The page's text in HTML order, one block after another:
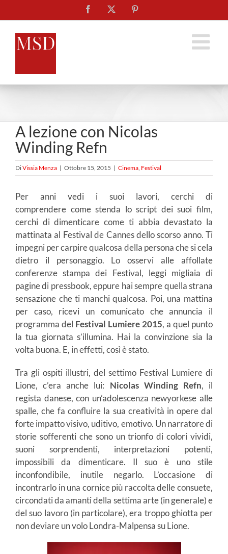
al
contenuto
Facebook
A lezione con Nicolas
Winding Refn
DiVissia Menza | Ottobre 15, 2015 | Cinema, Festival
Per anni vedi i suoi lavori, cerchi di
comprendere come stenda lo script dei suoi film,
cerchi di dimenticare come ti abbia devastato la
mattinata al Festival de Cannes dello scorso anno. Ti
impegni per carpire qualcosa della persona che si cela
dietro il personaggio. Lo osservi alle affollate
conferenze stampa dei Festival, leggi migliaia di
pagine di pressbook, eppure hai sempre quella strana
sensazione che ti manchi qualcosa. Poi, una mattina
per caso, ricevi un comunicato che annuncia il
programma del Festival Lumiere 2015, a quel punto
la tua giornata s’illumina. Hai la convinzione sia la
volta buona. E, in effetti, così è stato.
Tra gli ospiti illustri, del settimo Festival Lumiere di
Lione, c’era anche lui: Nicolas Winding Refn, il
regista danese, con un’adolescenza newyorkese alle
spalle, che fa confluire la sua creatività in opere dal
forte impatto visivo, uditivo, emotivo. Un narratore di
storie sofferenti che sono un trionfo di colori vividi,
suoni sorprendenti, interpretazioni potenti,
impossibili da dimenticare. Il suo è uno stile
inconfondibile, inutile negarlo. L’occasione di
incontrarlo in una cornice più raccolta delle consuete,
circondati da amanti della settima arte (in generale) e
del suo lavoro (in particolare), era troppo ghiotta per
non deviare un volo Londra-Malpensa su Lione.